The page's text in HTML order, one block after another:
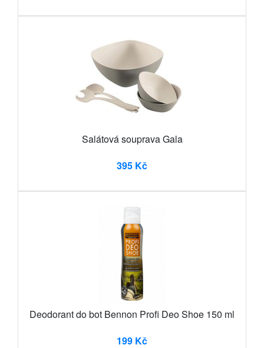
Salátová souprava Gala
395 Kč
Deodorant do bot Bennon Profi Deo Shoe 150 ml
199 Kč